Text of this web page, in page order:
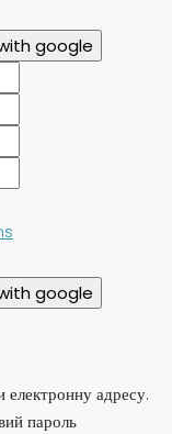
google
google
електронну адресу.
пароль